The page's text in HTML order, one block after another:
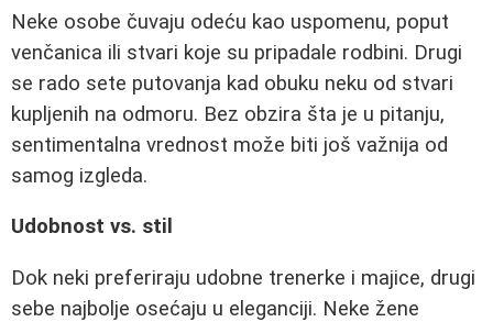
Neke osobe čuvaju odeću kao uspomenu, poput
venčanica ili stvari koje su pripadale rodbini. Drugi
se rado sete putovanja kad obuku neku od stvari
kupljenih na odmoru. Bez obzira šta je u pitanju,
sentimentalna vrednost može biti još važnija od
samog izgleda.
Udobnost vs. stil
Dok neki preferiraju udobne trenerke i majice, drugi
sebe najbolje osećaju u eleganciji. Neke žene